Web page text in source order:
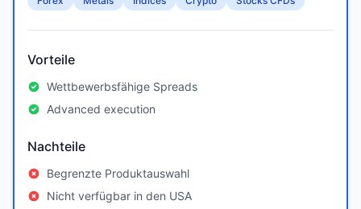
Vorteile
Wettbewerbsfähige Spreads
Advanced execution
Nachteile
Begrenzte Produktauswahl
Nicht verfügbar in den USA